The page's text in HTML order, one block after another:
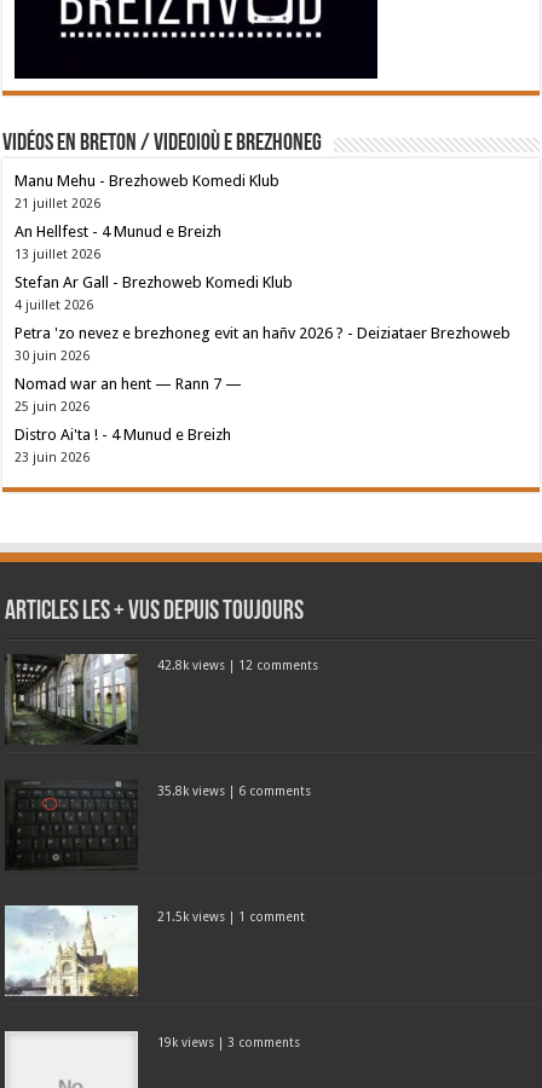
Vidéos en breton / Videoioù e brezhoneg
Manu Mehu - Brezhoweb Komedi Klub
21 juillet 2026
An Hellfest - 4 Munud e Breizh
13 juillet 2026
Stefan Ar Gall - Brezhoweb Komedi Klub
4 juillet 2026
Petra 'zo nevez e brezhoneg evit an hañv 2026 ? - Deiziataer Brezhoweb
30 juin 2026
Nomad war an hent — Rann 7 —
25 juin 2026
Distro Ai'ta ! - 4 Munud e Breizh
23 juin 2026
Articles les + vus depuis toujours
42.8k views | 12 comments
35.8k views | 6 comments
21.5k views | 1 comment
19k views | 3 comments